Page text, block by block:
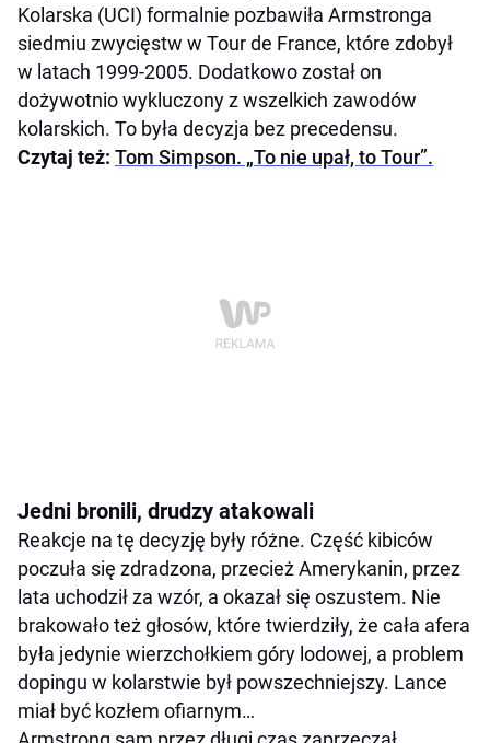
Kolarska (UCI) formalnie pozbawiła Armstronga
siedmiu zwycięstw w Tour de France, które zdobył
w latach 1999-2005. Dodatkowo został on
dożywotnio wykluczony z wszelkich zawodów
kolarskich. To była decyzja bez precedensu.
Czytaj też: Tom Simpson. „To nie upał, to Tour”.
Jedni bronili, drudzy atakowali
Reakcje na tę decyzję były różne. Część kibiców
poczuła się zdradzona, przecież Amerykanin, przez
lata uchodził za wzór, a okazał się oszustem. Nie
brakowało też głosów, które twierdziły, że cała afera
była jedynie wierzchołkiem góry lodowej, a problem
dopingu w kolarstwie był powszechniejszy. Lance
miał być kozłem ofiarnym…